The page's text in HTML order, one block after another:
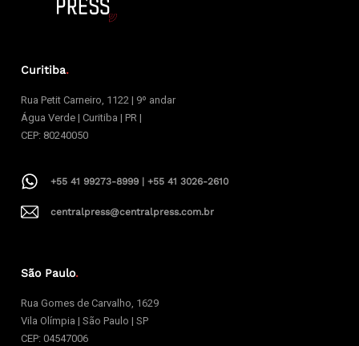
Curitiba.
Rua Petit Carneiro, 1122 | 9º andar
Água Verde | Curitiba | PR |
CEP: 80240050
+55 41 99273-8999 | +55 41 3026-2610
centralpress@centralpress.com.br
São Paulo.
Rua Gomes de Carvalho, 1629
Vila Olímpia | São Paulo | SP
CEP: 04547006